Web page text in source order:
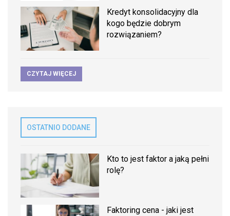
Kredyt konsolidacyjny dla
kogo będzie dobrym
rozwiązaniem?
CZYTAJ WIĘCEJ
OSTATNIO DODANE
Kto to jest faktor a jaką pełni
rolę?
Faktoring cena - jaki jest